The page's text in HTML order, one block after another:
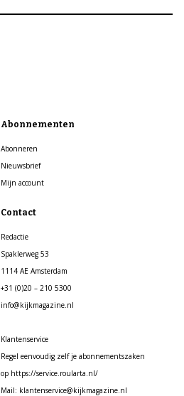
Abonnementen
Abonneren
Nieuwsbrief
Mijn account
Contact
Redactie
Spaklerweg 53
1114 AE Amsterdam
+31 (0)20 – 210 5300
info@kijkmagazine.nl
Klantenservice
Regel eenvoudig zelf je abonnementszaken
op https://service.roularta.nl/
Mail: klantenservice@kijkmagazine.nl